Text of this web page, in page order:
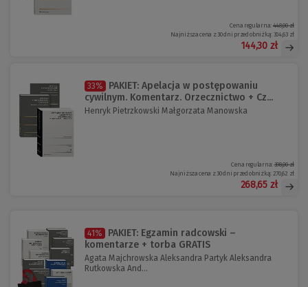
Cena regularna:448,00 zł
Najniższa cena z 30 dni przed obniżką: 304,63 zł
144,30 zł
33%
PAKIET: Apelacja w postępowaniu
cywilnym. Komentarz. Orzecznictwo + Cz...
Henryk Pietrzkowski Małgorzata Manowska
Cena regularna:398,00 zł
Najniższa cena z 30 dni przed obniżką: 270,62 zł
268,65 zł
41%
PAKIET: Egzamin radcowski –
komentarze + torba GRATIS
Agata Majchrowska Aleksandra Partyk Aleksandra
Rutkowska And...